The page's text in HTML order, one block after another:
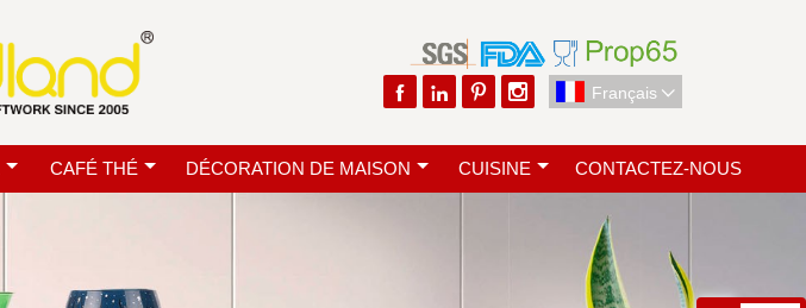
    Français 
CAFÉ THÉ DÉCORATION DE MAISON CUISINE CONTACTEZ-NOUS